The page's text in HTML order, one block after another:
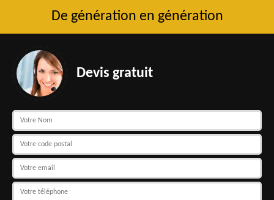
De génération en génération
Devis gratuit